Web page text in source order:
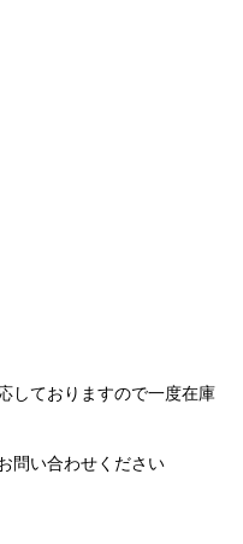
ておりますので一度在庫
い合わせください